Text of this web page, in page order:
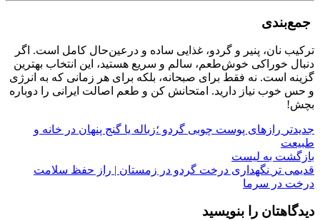
جمع‌بندی
ترکیب نان، پنیر و گردو، غذایی ساده و درعین‌حال کامل است. اگر
دنبال خوراکی خوش‌طعم، سالم و سریع هستید، این انتخاب بهترین
گزینه است. نه فقط برای صبحانه، بلکه برای هر زمانی که به انرژی
و حس خوب نیاز دارید. امتحانش کن و طعم اصالت ایرانی را دوباره
بچش!
جدیدتر رازهای پوست چوبی گردو ؛زباله یا گنج پنهان در خانه و
طبیعت
بازگشت به لیست
قدیمی تر نگهداری درخت گردو در زمستان | راز حفظ سلامت
درخت در سرما
دیدگاهتان را بنویسید